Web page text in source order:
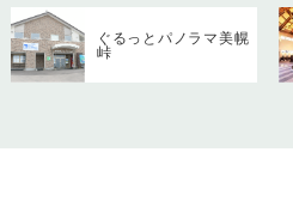
ぐるっとパノラマ美幌
峠